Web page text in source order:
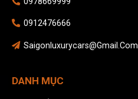
0912476666
Saigonluxurycars@gmail.com
DANH MỤC